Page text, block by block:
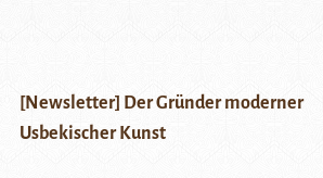
[Newsletter] Der Gründer moderner
Usbekischer Kunst